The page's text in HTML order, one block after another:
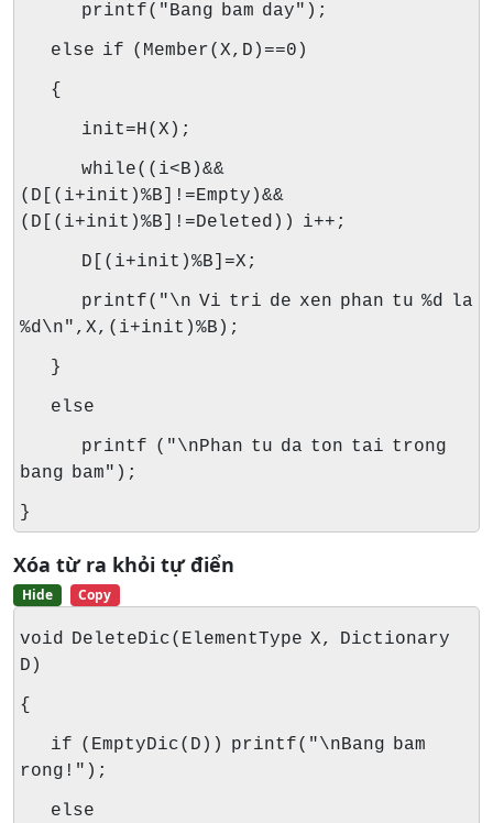
printf("Bang bam day");
else if (Member(X,D)==0)
{
init=H(X);
while((i<B)&&
(D[(i+init)%B]!=Empty)&&
(D[(i+init)%B]!=Deleted))
i++;
D[(i+init)%B]=X;
printf("\n Vi tri de xen phan tu %d la
%d\n",X,(i+init)%B);
}
else
printf ("\nPhan tu da ton tai trong
bang bam");
}
Xóa từ ra khỏi tự điển
Hide Copy
void DeleteDic(ElementType X, Dictionary
D)
{
if (EmptyDic(D)) printf("\nBang bam
rong!");
else